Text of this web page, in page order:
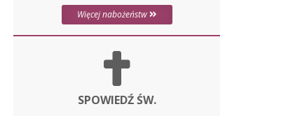
Więcej nabożeństw
SPOWIEDŹ ŚW.